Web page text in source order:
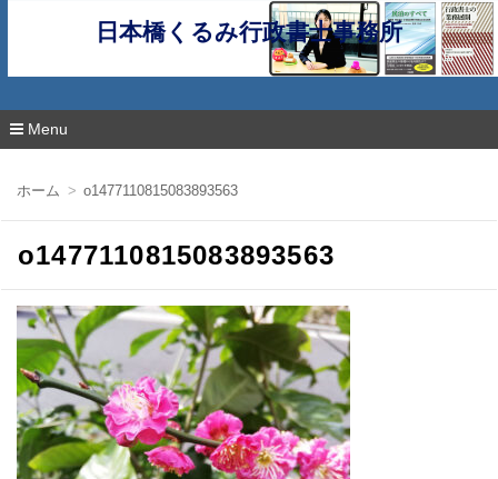
日本橋くるみ行政書士事務所
Menu
ン
ホーム o1477110815083893563
o1477110815083893563